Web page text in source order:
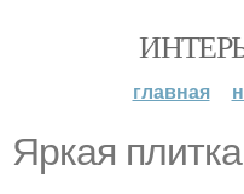
главная
Яркая плитка